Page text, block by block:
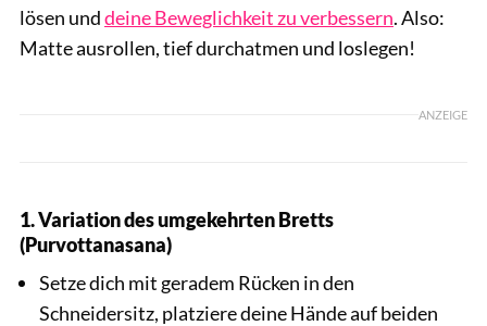
lösen unddeine Beweglichkeit zu verbessern. Also:
Matte ausrollen, tief durchatmen und loslegen!
ANZEIGE
1. Variation des umgekehrten Bretts
(Purvottanasana)
Setze dich mit geradem Rücken in den
Schneidersitz, platziere deine Hände auf beiden